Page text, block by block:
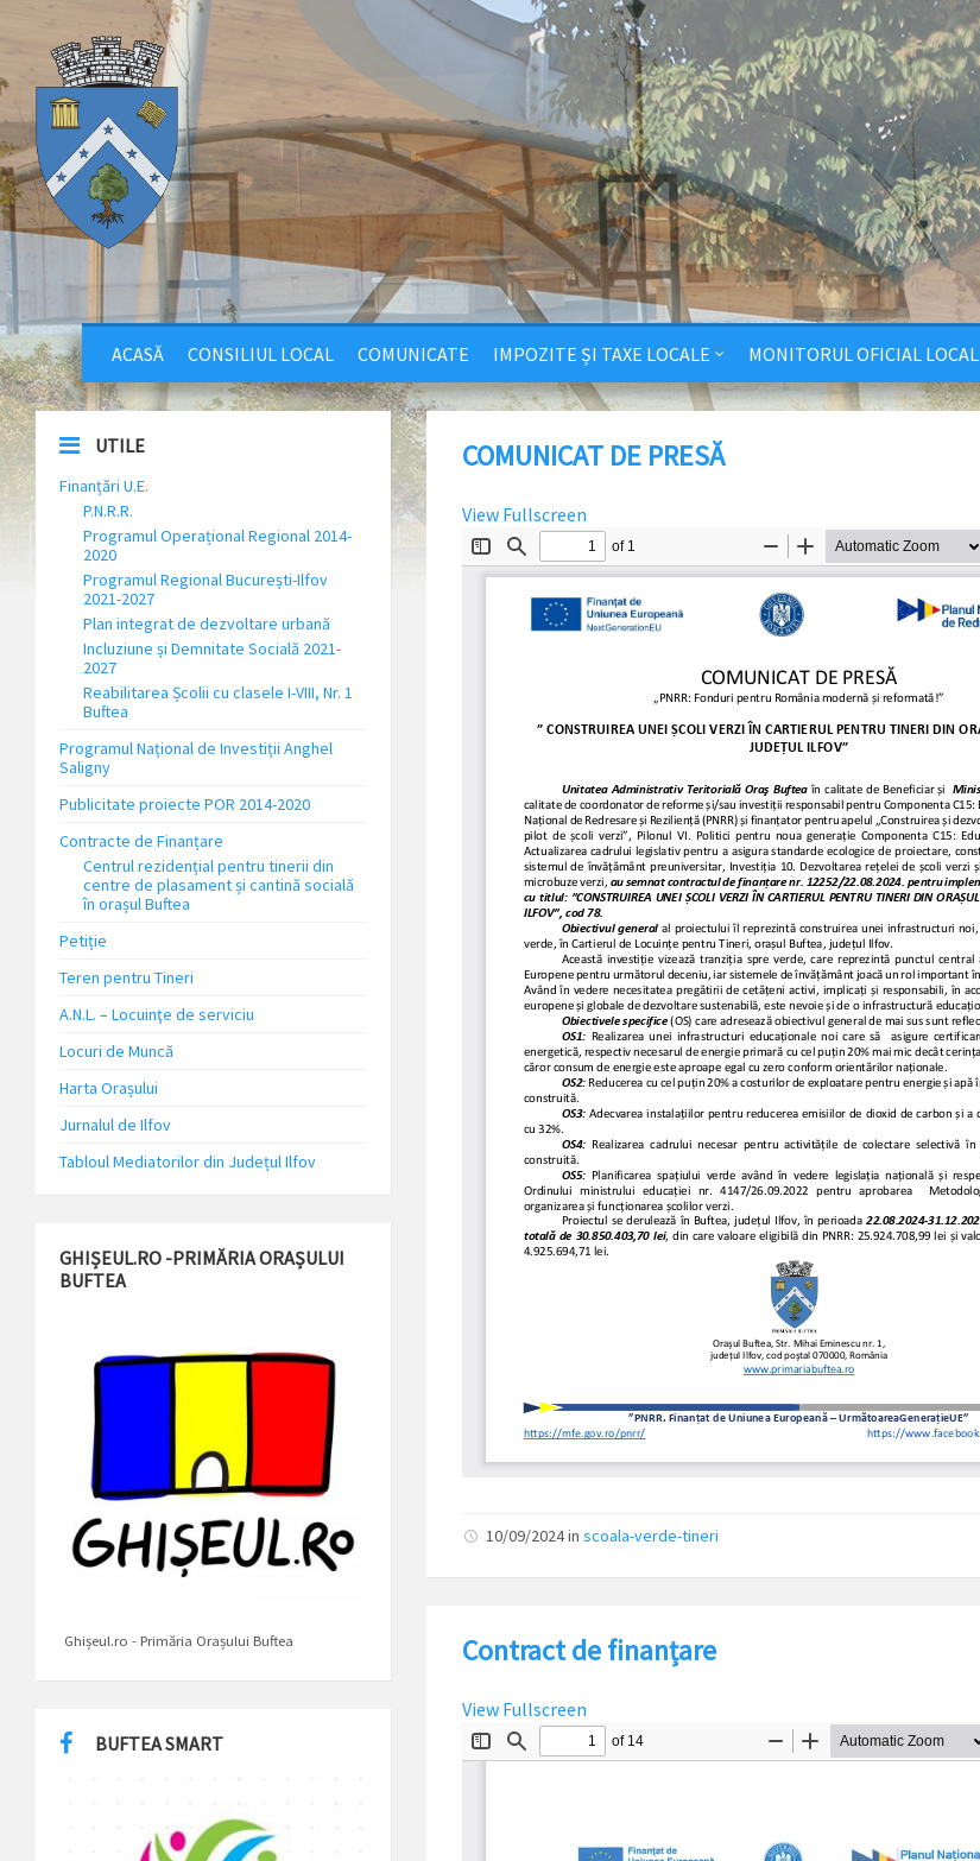
ACASĂ CONSILIUL LOCAL COMUNICATE IMPOZITE ȘI TAXE LOCALE MONITORUL OFICIAL LOCAL
COMUNICAT DE PRESĂ
View Fullscreen
10/09/2024in scoala-verde-tineri
Contract de finanțare
View Fullscreen
UTILE
Finanțări U.E.
P.N.R.R.
Programul Operațional Regional 2014-
2020
Programul Regional București-Ilfov
2021-2027
Plan integrat de dezvoltare urbană
Incluziune și Demnitate Socială 2021-
2027
Reabilitarea Școlii cu clasele I-VIII, Nr. 1
Buftea
Programul Național de Investiții Anghel
Saligny
Publicitate proiecte POR 2014-2020
Contracte de Finanțare
Centrul rezidențial pentru tinerii din
centre de plasament și cantină socială
în orașul Buftea
Petiție
Teren pentru Tineri
A.N.L. – Locuinţe de serviciu
Locuri de Muncă
Harta Orașului
Jurnalul de Ilfov
Tabloul Mediatorilor din Județul Ilfov
GHIȘEUL.RO -PRIMĂRIA ORAȘULUI
BUFTEA
Ghișeul.ro - Primăria Orașului Buftea
BUFTEA SMART